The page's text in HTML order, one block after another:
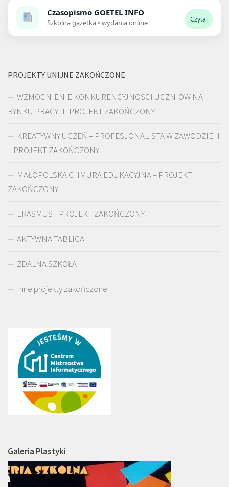
Czasopismo GOETEL INFO
Szkolna gazetka • wydania online Czytaj
PROJEKTY UNIJNE ZAKOŃCZONE
WZMOCNIENIE KONKURENCYJNOŚCI UCZNIÓW NA
RYNKU PRACY II- PROJEKT ZAKOŃCZONY
KREATYWNY UCZEŃ – PROFESJONALISTA W ZAWODZIE II
– PROJEKT ZAKOŃCZONY
MAŁOPOLSKA CHMURA EDUKACYJNA – PROJEKT
ZAKOŃCZONY
ERASMUS+ PROJEKT ZAKOŃCZONY
AKTYWNA TABLICA
ZDALNA SZKOŁA
Inne projekty zakończone
Galeria Plastyki